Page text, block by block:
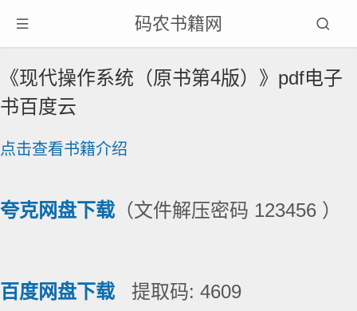
码农书籍网
《现代操作系统（原书第4版）》pdf电子
书百度云
点击查看书籍介绍
夸克网盘下载 （文件解压密码 123456 ）
百度网盘下载 提取码: 4609